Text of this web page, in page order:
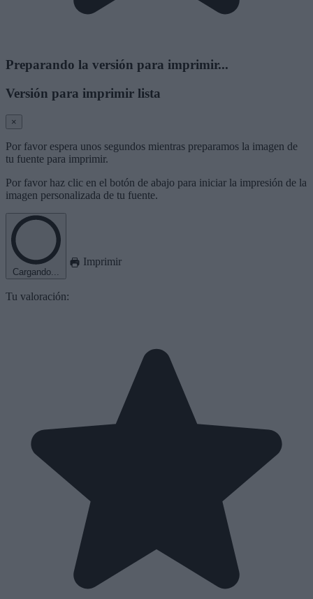
Preparando la versión para imprimir...
Versión para imprimir lista
×
Por favor espera unos segundos mientras preparamos la imagen de
tu fuente para imprimir.
Por favor haz clic en el botón de abajo para iniciar la impresión de la
imagen personalizada de tu fuente.
Cargando...
Imprimir
Tu valoración: